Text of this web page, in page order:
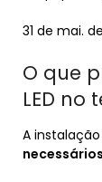
31 de mai.
O que
LED no
A